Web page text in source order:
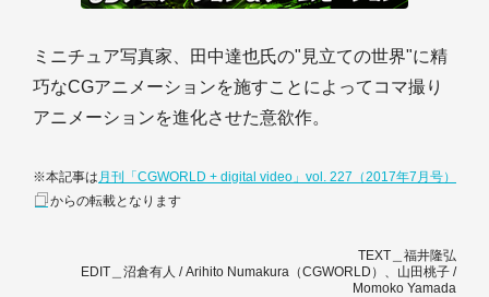
ミニチュア写真家、田中達也氏の"見立ての世界"に精
巧なCGアニメーションを施すことによってコマ撮り
アニメーションを進化させた意欲作。
※本記事は 月刊「CGWORLD + digital video」vol. 227（2017年7月号）
からの転載となります
TEXT＿福井隆弘
EDIT＿沼倉有人 / Arihito Numakura（CGWORLD）、山田桃子 /
Momoko Yamada